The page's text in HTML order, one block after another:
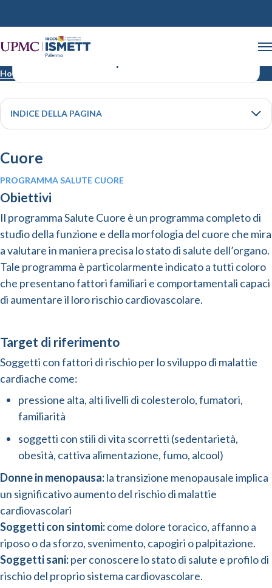
Home
I nostri Check-Up
INDICE DELLA PAGINA
Cuore
PROGRAMMA SALUTE CUORE
Obiettivi
Il programma Salute Cuore è un programma completo di
studio della funzione e della morfologia del cuore che mira
a valutare in maniera precisa lo stato di salute dell’organo.
Tale programma è particolarmente indicato a tutti coloro
che presentano fattori familiari e comportamentali capaci
di aumentare il loro rischio cardiovascolare.
Target di riferimento
Soggetti con fattori di rischio per lo sviluppo di malattie
cardiache come:
pressione alta, alti livelli di colesterolo, fumatori,
familiarità
soggetti con stili di vita scorretti (sedentarietà,
obesità, cattiva alimentazione, fumo, alcool)
Donne in menopausa:la transizione menopausale implica
un significativo aumento del rischio di malattie
cardiovascolari
Soggetti con sintomi:come dolore toracico, affanno a
riposo o da sforzo, svenimento, capogiri o palpitazione. ​
Soggetti sani:per conoscere lo stato di salute e profilo di
rischio del proprio sistema cardiovascolare​.